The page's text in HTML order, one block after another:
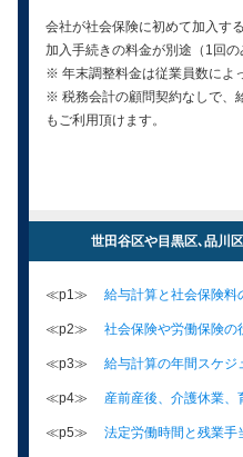
会社が社会保険に初めて加入する
加入手続きの料金が別途（1回の
※ 年末調整料金は従業員数によ
※ 税務会計の顧問契約なしで、
もご利用頂けます。
世田谷区や目黒区､品川
≪p1≫ 給与計算と社会保険料
≪p2≫ 社会保険や労働保険の
≪p3≫ 給与計算の年間スケジ
≪p4≫ 産前産後、介護休業、
≪p5≫ 法定労働時間と残業手